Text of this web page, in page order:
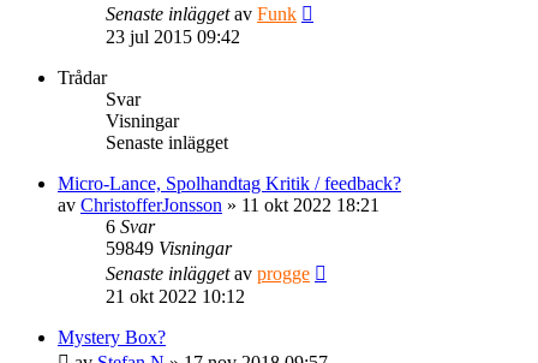
Senaste inläggetav Funk
23 jul 2015 09:42
Trådar
Svar
Visningar
Senaste inlägget
Micro-Lance, Spolhandtag Kritik / feedback?
av ChristofferJonsson » 11 okt 2022 18:21
6 Svar
59849 Visningar
Senaste inläggetav progge
21 okt 2022 10:12
Mystery Box?